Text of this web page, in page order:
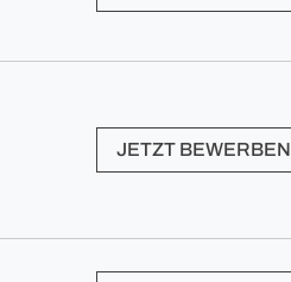
JETZT BEWERBEN